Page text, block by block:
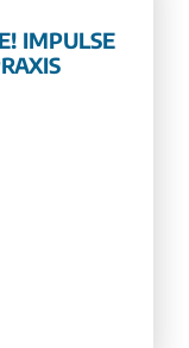
IMPULSE